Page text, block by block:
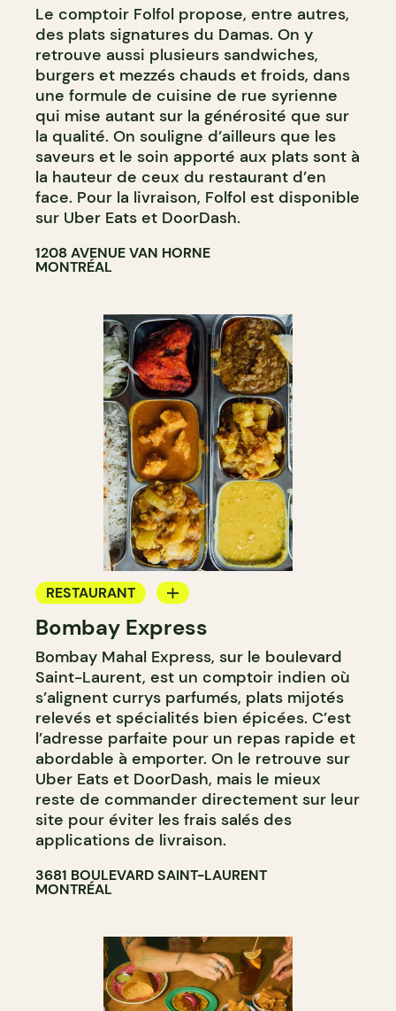
Le comptoir Folfol propose, entre autres,
des plats signatures du Damas. On y
retrouve aussi plusieurs sandwiches,
burgers et mezzés chauds et froids, dans
une formule de cuisine de rue syrienne
qui mise autant sur la générosité que sur
la qualité. On souligne d’ailleurs que les
saveurs et le soin apporté aux plats sont à
la hauteur de ceux du restaurant d’en
face. Pour la livraison, Folfol est disponible
sur Uber Eats et DoorDash.
1208 AVENUE VAN HORNE
MONTRÉAL
RESTAURANT
COMPTOIR
Bombay Express
Bombay Mahal Express, sur le boulevard
Saint-Laurent, est un comptoir indien où
s’alignent currys parfumés, plats mijotés
relevés et spécialités bien épicées. C’est
l’adresse parfaite pour un repas rapide et
abordable à emporter. On le retrouve sur
Uber Eats et DoorDash, mais le mieux
reste de commander directement sur leur
site pour éviter les frais salés des
applications de livraison.
3681 BOULEVARD SAINT-LAURENT
MONTRÉAL